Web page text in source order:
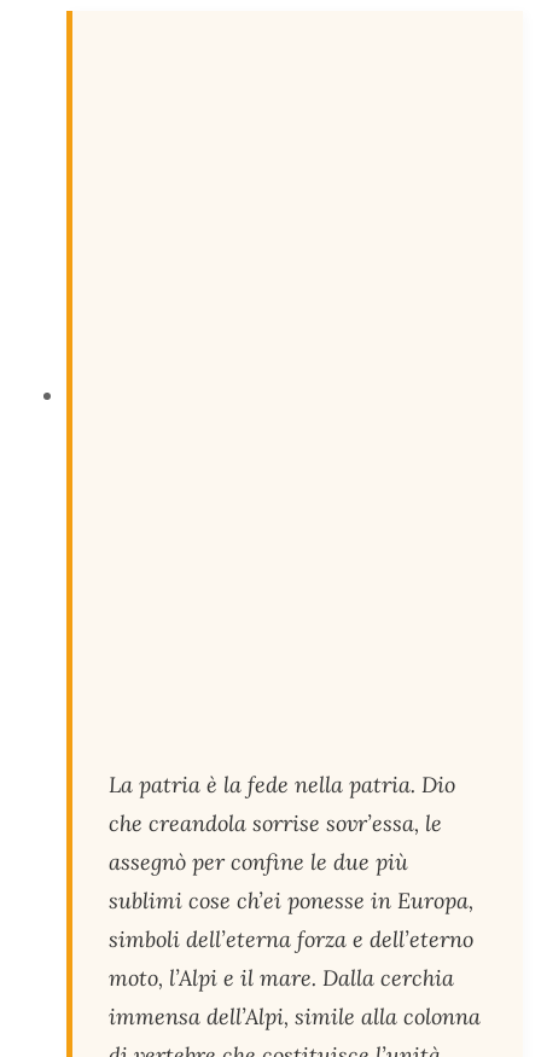
La patria è la fede nella patria. Dio
che creandola sorrise sovr’essa, le
assegnò per confine le due più
sublimi cose ch’ei ponesse in Europa,
simboli dell’eterna forza e dell’eterno
moto, l’Alpi e il mare. Dalla cerchia
immensa dell’Alpi, simile alla colonna